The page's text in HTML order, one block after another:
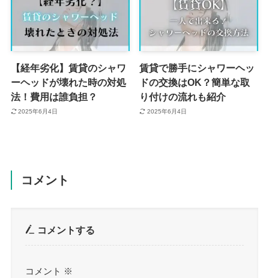
【経年劣化】賃貸のシャワ
ーヘッドが壊れた時の対処
法！費用は誰負担？
2025年6月4日
賃貸で勝手にシャワーヘッ
ドの交換はOK？簡単な取
り付けの流れも紹介
2025年6月4日
コメント
コメントする
コメント ※